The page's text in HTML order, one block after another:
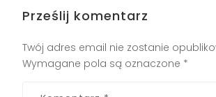
Prześlij komentarz
Twój adres email nie zostanie
Wymagane pola są oznaczone *